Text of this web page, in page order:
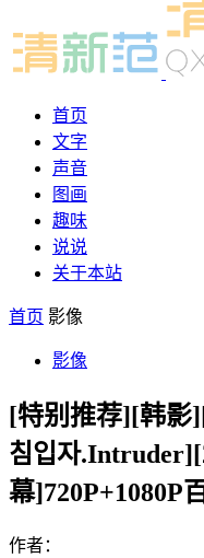
首页
文字
声音
图画
趣味
说说
关于本站
首页 影像
影像
[特别推荐][韩影
침입자
幕]720P+1080P
作者：